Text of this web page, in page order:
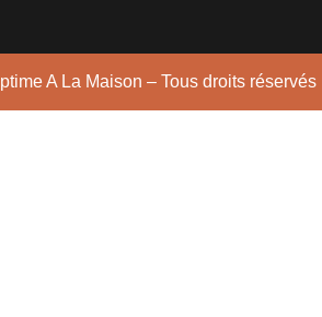
A La Maison – Tous droits réservés